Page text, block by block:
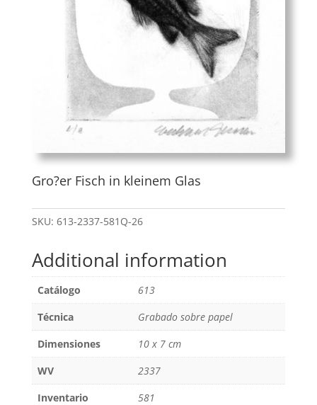
Gro?er Fisch in kleinem Glas
SKU: 613-2337-581Q-26
Additional information
Catálogo
613
Técnica
Grabado sobre papel
Dimensiones
10 x 7 cm
WV
2337
Inventario
581